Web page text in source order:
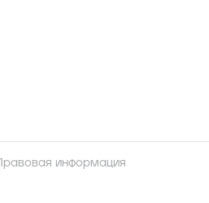
Правовая информация